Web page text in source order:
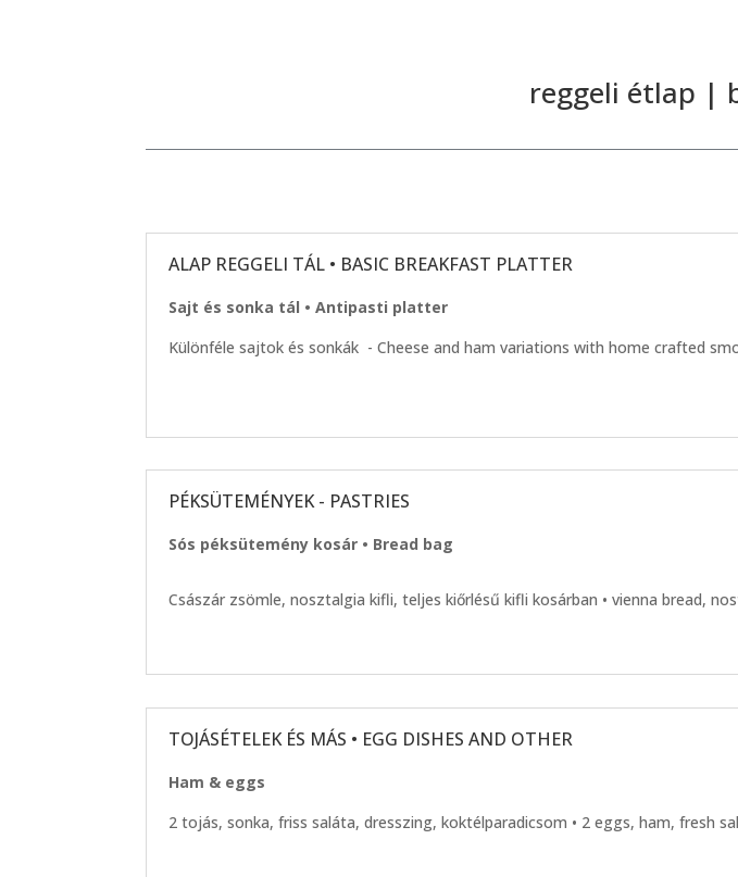
reggeli étlap |
ALAP REGGELI TÁL • BASIC BREAKFAST PLATTER
Sajt és sonka tál • Antipasti platter
Különféle sajtok és sonkák - Cheese and ham variations with home crafted
PÉKSÜTEMÉNYEK - PASTRIES
Sós péksütemény kosár • Bread bag
Császár zsömle, nosztalgia kifli, teljes kiőrlésű kifli kosárban • vienna bread,
TOJÁSÉTELEK ÉS MÁS • EGG DISHES AND OTHER
Ham & eggs
2 tojás, sonka, friss saláta, dresszing, koktélparadicsom • 2 eggs, ham, fresh